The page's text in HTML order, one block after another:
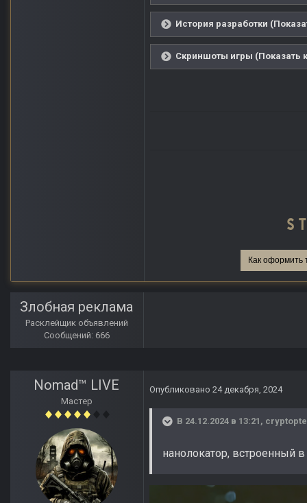
История разработки
Скриншоты игры (Показать
Как оформить
Злобная реклама
Расклейщик объявлений
Сообщений: 666
Nomad™ LIVE
Мастер
Опубликовано 24 декабря, 2024
В 24.12.2024 в 13:21,
нанолокатор, встроенный в